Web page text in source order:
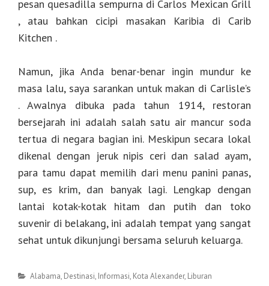
pesan quesadilla sempurna di Carlos Mexican Grill
, atau bahkan cicipi masakan Karibia di Carib
Kitchen .
Namun, jika Anda benar-benar ingin mundur ke
masa lalu, saya sarankan untuk makan di Carlisle’s
. Awalnya dibuka pada tahun 1914, restoran
bersejarah ini adalah salah satu air mancur soda
tertua di negara bagian ini. Meskipun secara lokal
dikenal dengan jeruk nipis ceri dan salad ayam,
para tamu dapat memilih dari menu panini panas,
sup, es krim, dan banyak lagi. Lengkap dengan
lantai kotak-kotak hitam dan putih dan toko
suvenir di belakang, ini adalah tempat yang sangat
sehat untuk dikunjungi bersama seluruh keluarga.
Categories
Alabama, Destinasi, Informasi, Kota Alexander, Liburan